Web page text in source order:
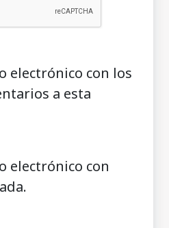
electrónico con los
a esta
electrónico con